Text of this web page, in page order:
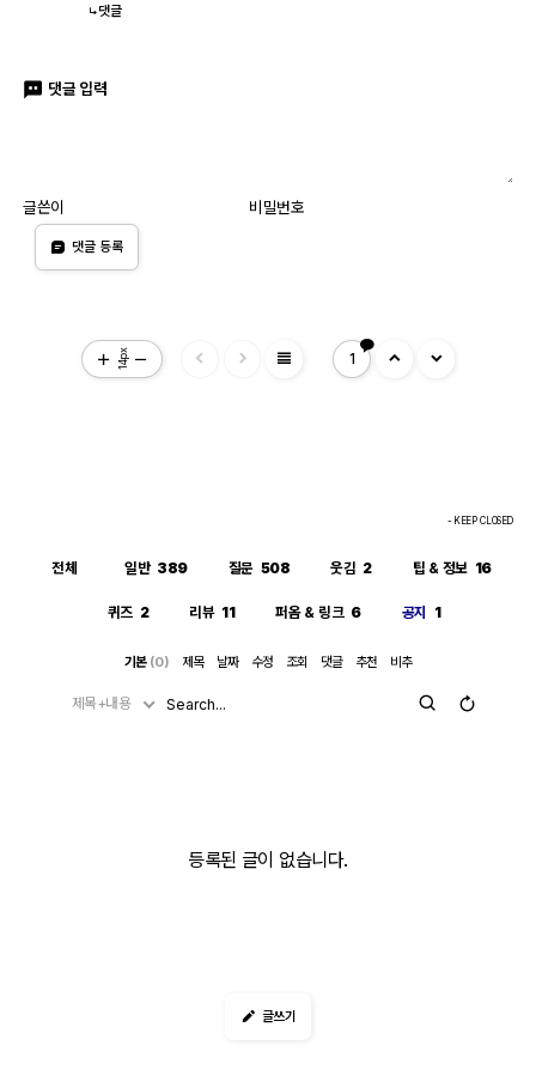
댓글
댓글 입력
글쓴이 비밀번호
댓글 등록
14px view_headline 1
- KEEP CLOSED
전체 일반 389 질문 508 웃김 2 팁 & 정보 16
퀴즈 2 리뷰 11 퍼옴 & 링크 6 공지 1
기본 (0) 제목 날짜 수정 조회 댓글 추천 비추
제목+내용
등록된 글이 없습니다.
글쓰기